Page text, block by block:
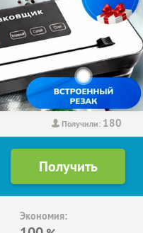
Получили: 180
Экономия: